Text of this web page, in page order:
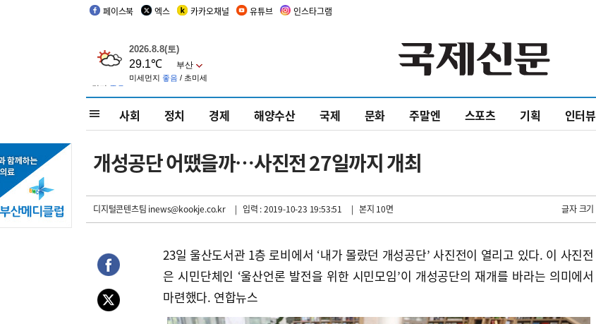
페이스북 엑스 카카오채널 유튜브 인스타그램
사회 정치 경제 해양수산 국제 문화 주말엔 스포츠 기획 인터뷰
개성공단 어땠을까…사진전 27일까지 개최
디지털콘텐츠팀 inews@kookje.co.kr | 입력 : 2019-10-23 19:53:51 | 본지 10면 글자 크기
23일 울산도서관 1층 로비에서 ‘내가 몰랐던 개성공단’ 사진전이 열리고 있다. 이 사진전
은 시민단체인 ‘울산언론 발전을 위한 시민모임’이 개성공단의 재개를 바라는 의미에서
마련했다. 연합뉴스